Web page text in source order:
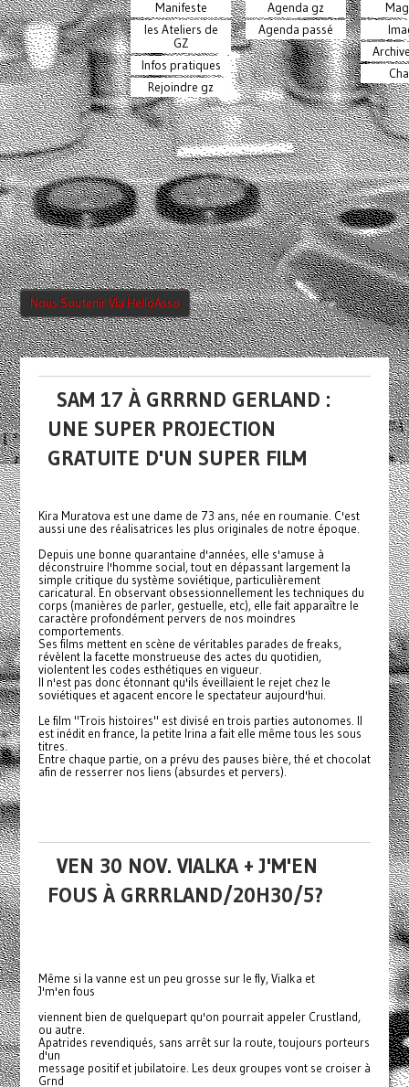
Manifeste
les Ateliers de
GZ
Infos pratiques
Rejoindre gz
Agenda gz
Agenda passé
Nous Soutenir Via HelloAsso
SAM 17 À GRRRND GERLAND :
UNE SUPER PROJECTION
GRATUITE D'UN SUPER FILM
Kira Muratova est une dame de 73 ans, née en roumanie. C'est
aussi une des réalisatrices les plus originales de notre époque.
Depuis une bonne quarantaine d'années, elle s'amuse à
déconstruire l'homme social, tout en dépassant largement la
simple critique du système soviétique, particulièrement
caricatural. En observant obsessionnellement les techniques du
corps (manières de parler, gestuelle, etc), elle fait apparaître le
caractère profondément pervers de nos moindres
comportements.
Ses films mettent en scène de véritables parades de freaks,
révèlent la facette monstrueuse des actes du quotidien,
violentent les codes esthétiques en vigueur.
Il n'est pas donc étonnant qu'ils éveillaient le rejet chez le
soviétiques et agacent encore le spectateur aujourd'hui.
Le film "Trois histoires" est divisé en trois parties autonomes. Il
est inédit en france, la petite Irina a fait elle même tous les sous
titres.
Entre chaque partie, on a prévu des pauses bière, thé et chocolat
afin de resserrer nos liens (absurdes et pervers).
VEN 30 NOV. VIALKA + J'M'EN
FOUS À GRRRLAND/20H30/5?
Même si la vanne est un peu grosse sur le fly, Vialka et
J'm'en fous
viennent bien de quelquepart qu'on pourrait appeler Crustland,
ou autre.
Apatrides revendiqués, sans arrêt sur la route, toujours porteurs
d'un
message positif et jubilatoire. Les deux groupes vont se croiser à
Grnd